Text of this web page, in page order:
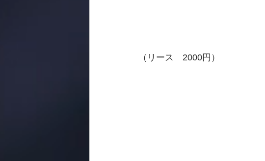
（リース　2000円）